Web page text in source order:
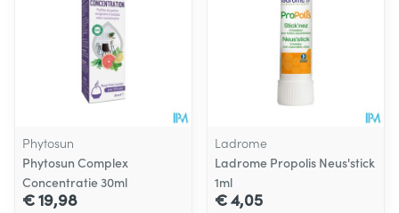
Phytosun
Phytosun Complex
Concentratie 30ml
€ 19,98
Ladrome
Ladrome Propolis Neus'stick
1ml
€ 4,05